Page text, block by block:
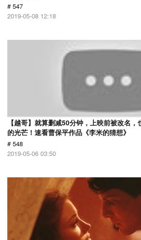
# 547
2019-05-08 12:18
【越哥】就算删减50分钟，上映前被改名
的光芒！速看曹保平作品《李米的猜想》
# 548
2019-05-06 03:50